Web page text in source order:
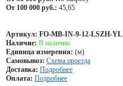
От 100 000 руб.: 45,65
Артикул: FO-MB-IN-9-12-LSZH-YL
Наличие: В наличии
Единица измерения: (м)
Самовывоз: Схема проезда
Доставка: Подробнее
Оплата: Подробнее